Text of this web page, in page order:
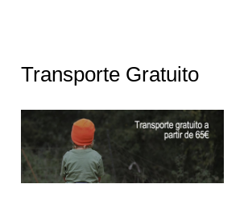
Transporte Gratuito